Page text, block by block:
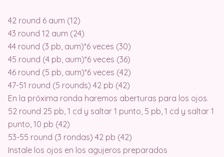
42 round 6 aum (12)
43 round 12 aum (24)
44 round (3 pb, aum)*6 veces (30)
45 round (4 pb, aum)*6 veces (36)
46 round (5 pb, aum)*6 veces (42)
47-51 round (5 rounds) 42 pb (42)
En la próxima ronda haremos aberturas para los ojos.
52 round 25 pb, 1 cd y saltar 1 punto, 5 pb, 1 cd y saltar 1
punto, 10 pb (42)
53-55 round (3 rondas) 42 pb (42)
Instale los ojos en los agujeros preparados